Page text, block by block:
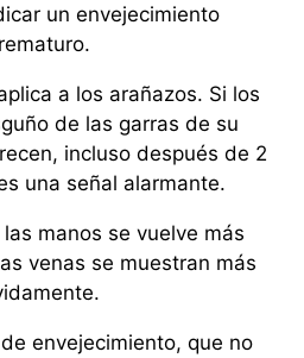
un envejecimiento
a los arañazos. Si los
de las garras de su
incluso después de 2
una señal alarmante.
manos se vuelve más
venas se muestran más
envejecimiento, que no